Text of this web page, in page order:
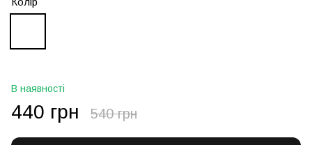
В наявності
440 грн 540 грн